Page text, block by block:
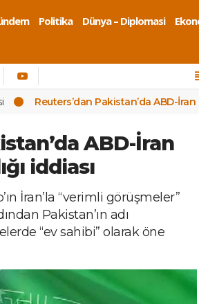
Politika Dünya – Diplomasi
Reuters’dan Pakistan’da ABD-İran
ABD-İran
iddiası
İran’la “verimli görüşmeler”
Pakistan’ın adı
“ev sahibi” olarak öne